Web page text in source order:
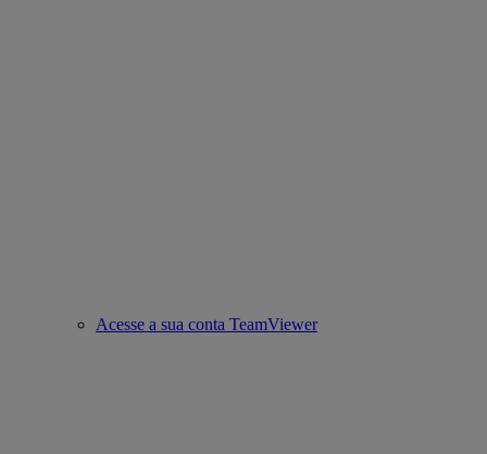
Acesse a sua conta TeamViewer